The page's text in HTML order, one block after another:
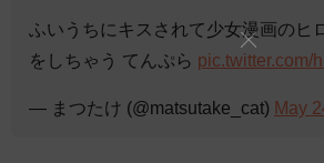
ふいうちにキスされて少女漫画のヒ
をしちゃう てんぷら pic.twitter.com/
— まつたけ (@matsutake_cat) May